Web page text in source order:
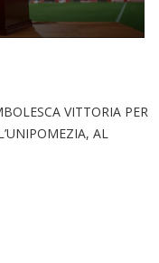
VITTORIA PER
AL